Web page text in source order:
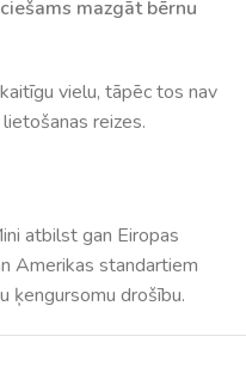
mazgāt bērnu
vielu, tāpēc tos nav
reizes.
atbilst gan Eiropas
Amerikas standartiem
ķengursomu drošību.